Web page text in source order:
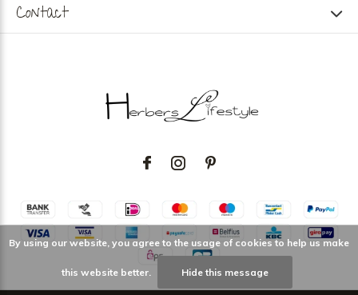
Contact
By using our website, you agree to the usage of cookies to help us make
this website better. Hide this message